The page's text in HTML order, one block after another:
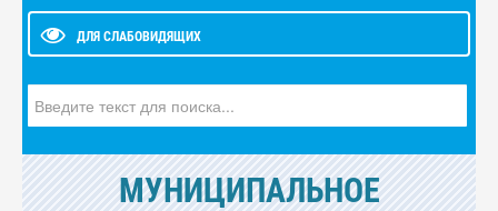
ДЛЯ СЛАБОВИДЯЩИХ
МУНИЦИПАЛЬНОЕ